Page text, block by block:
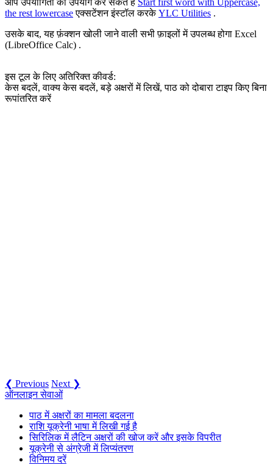
the rest lowercaseएक्सटेंशन इंस्टॉल करकेYLC Utilities .
उसके बाद, यह फ़ंक्शन खोली जाने वाली सभी फ़ाइलों में उपलब्ध होगा Excel
(LibreOffice Calc) .
इस टूल के लिए अतिरिक्त कीवर्ड:
केस बदलें, वाक्य केस बदलें, बड़े अक्षरों में लिखें, पाठ को दोबारा टाइप किए बिना
रूपांतरित करें
❮ Previous Next ❯
ऑनलाइन सेवाओं
पाठ में अक्षरों का मामला बदलना
राशि यूक्रेनी भाषा में लिखी गई है
सिरिलिक में लैटिन अक्षरों की खोज करें और इसके विपरीत
यूक्रेनी से अंग्रेजी में लिप्यंतरण
विनिमय दरें